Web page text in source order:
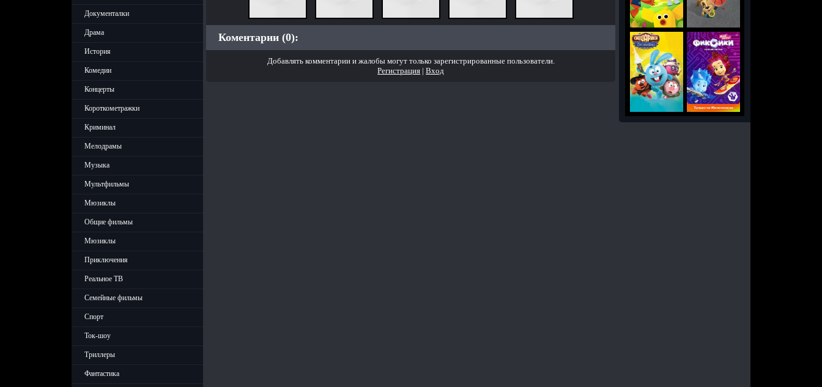
Документалки
Драма
История
Комедии
Концерты
Короткометражки
Криминал
Мелодрамы
Музыка
Мультфильмы
Мюзиклы
Общие фильмы
Мюзиклы
Приключения
Реальное ТВ
Семейные фильмы
Спорт
Ток-шоу
Триллеры
Фантастика
Коментарии (0):
Добавлять комментарии и жалобы могут только зарегистрированные пользователи.
Регистрация |Вход